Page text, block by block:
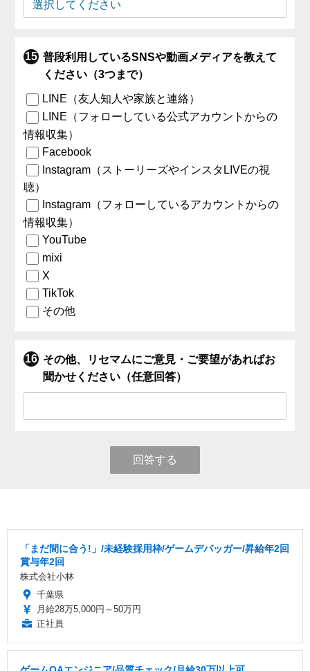
普段利用しているSNSや動画メディアを教えて
ください（3つまで）
LINE（友人知人や家族と連絡）
LINE（フォローしている公式アカウントからの
情報収集）
Facebook
Instagram（ストーリーズやインスタLIVEの視
聴）
Instagram（フォローしているアカウントからの
情報収集）
YouTube
mixi
X
TikTok
その他
その他、リセマムにご意見・ご要望があればお
聞かせください（任意回答）
回答する
「まだ間に合う!」/未経験採用枠/ゲームデバッガー/昇給年2回
賞与年2回
株式会社小林
千葉県
月給28万5,000円～50万円
正社員